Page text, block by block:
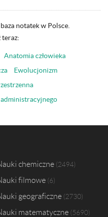
notatek w Polsce.
teraz:
Anatomia człowieka
Ewolucjonizm
chemiczne 2494
filmowe 6
geograficzne 2730
matematyczne 5690